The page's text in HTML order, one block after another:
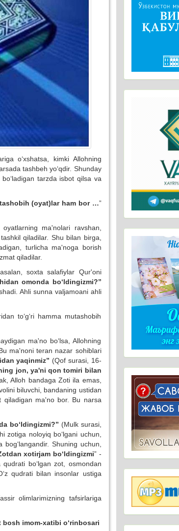
o‘xshatsa, kimki Allohning
tashbeh yo‘qdir. Shunday
tarzda isbot qilsa va
(oyat)lar ham bor …”
ma'nolari ravshan,
qiladilar. Shu bilan birga,
turlicha ma'noga borish
qiladilar.
soxta salafiylar Qur'oni
omonda bo‘ldingizmi?”
Ahli sunna valjamoani ahli
to‘g‘ri hamma mutashobih
ma'no bo‘lsa, Allohning
ma'noni teran nazar sohiblari
yaqinmiz” (Qof surasi, 16-
jon, ya'ni qon tomiri bilan
Alloh bandaga Zoti ila emas,
biluvchi, bandaning ustidan
qiladigan ma'no bor. Bu narsa
bo‘ldingizmi?” (Mulk surasi,
zotiga noloyiq bo‘lgani uchun,
Shuning uchun,
xotirjam bo‘ldingizmi” -
bo‘lgan zot, osmondan
qudrati bilan insonlar ustiga
olimlarimizning tafsirlariga
bosh imom-xatibi o‘rinbosari